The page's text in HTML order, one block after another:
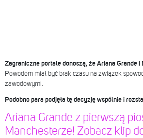
Zagraniczne portale donoszą, że Ariana Grande i
Powodem miał być brak czasu na związek
zawodowymi.
Podobno para podjęła tę decyzję wspólnie i
Ariana Grande z pierwszą
Manchesterze! Zobacz klip